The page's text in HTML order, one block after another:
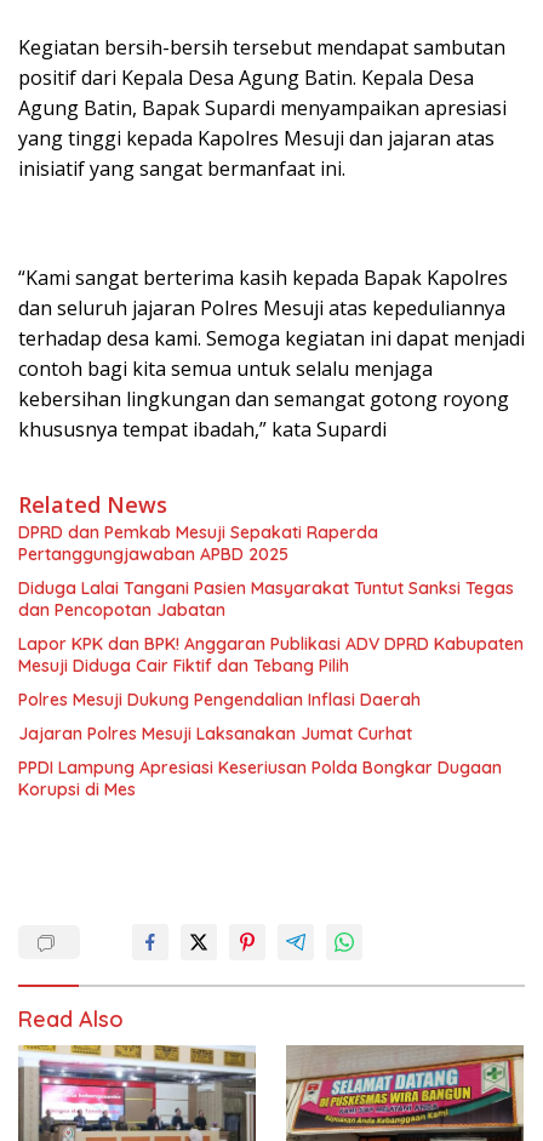
Kegiatan bersih-bersih tersebut mendapat sambutan
positif dari Kepala Desa Agung Batin. Kepala Desa
Agung Batin, Bapak Supardi menyampaikan apresiasi
yang tinggi kepada Kapolres Mesuji dan jajaran atas
inisiatif yang sangat bermanfaat ini.
“Kami sangat berterima kasih kepada Bapak Kapolres
dan seluruh jajaran Polres Mesuji atas kepeduliannya
terhadap desa kami. Semoga kegiatan ini dapat menjadi
contoh bagi kita semua untuk selalu menjaga
kebersihan lingkungan dan semangat gotong royong
khususnya tempat ibadah,” kata Supardi
Related News
DPRD dan Pemkab Mesuji Sepakati Raperda
Pertanggungjawaban APBD 2025
Diduga Lalai Tangani Pasien Masyarakat Tuntut Sanksi Tegas
dan Pencopotan Jabatan
Lapor KPK dan BPK! Anggaran Publikasi ADV DPRD Kabupaten
Mesuji Diduga Cair Fiktif dan Tebang Pilih
Polres Mesuji Dukung Pengendalian Inflasi Daerah
Jajaran Polres Mesuji Laksanakan Jumat Curhat
PPDI Lampung Apresiasi Keseriusan Polda Bongkar Dugaan
Korupsi di Mes
Read Also